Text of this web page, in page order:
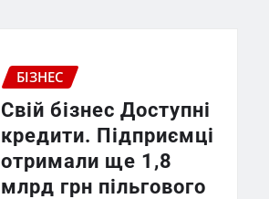
БІЗНЕС
Свій бізнес Доступні
кредити. Підприємці
отримали ще 1,8
млрд грн пільгового